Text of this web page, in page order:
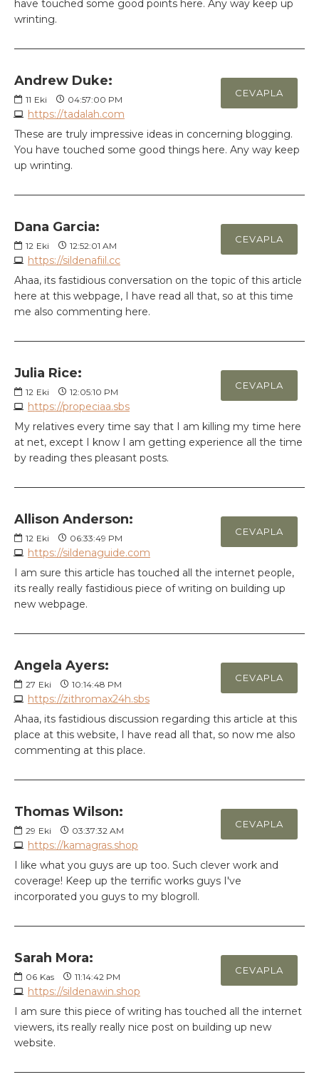
have touched some good points here. Any way keep up
wrinting.
Andrew Duke:
11 Eki 04:57:00 PM
https://tadalah.com
CEVAPLA
These are truly impressive ideas in concerning blogging.
You have touched some good things here. Any way keep
up wrinting.
Dana Garcia:
12 Eki 12:52:01 AM
https://sildenafiil.cc
CEVAPLA
Ahaa, its fastidious conversation on the topic of this article
here at this webpage, I have read all that, so at this time
me also commenting here.
Julia Rice:
12 Eki 12:05:10 PM
https://propeciaa.sbs
CEVAPLA
My relatives every time say that I am killing my time here
at net, except I know I am getting experience all the time
by reading thes pleasant posts.
Allison Anderson:
12 Eki 06:33:49 PM
https://sildenaguide.com
CEVAPLA
I am sure this article has touched all the internet people,
its really really fastidious piece of writing on building up
new webpage.
Angela Ayers:
27 Eki 10:14:48 PM
https://zithromax24h.sbs
CEVAPLA
Ahaa, its fastidious discussion regarding this article at this
place at this website, I have read all that, so now me also
commenting at this place.
Thomas Wilson:
29 Eki 03:37:32 AM
https://kamagras.shop
CEVAPLA
I like what you guys are up too. Such clever work and
coverage! Keep up the terrific works guys I've
incorporated you guys to my blogroll.
Sarah Mora:
06 Kas 11:14:42 PM
https://sildenawin.shop
CEVAPLA
I am sure this piece of writing has touched all the internet
viewers, its really really nice post on building up new
website.